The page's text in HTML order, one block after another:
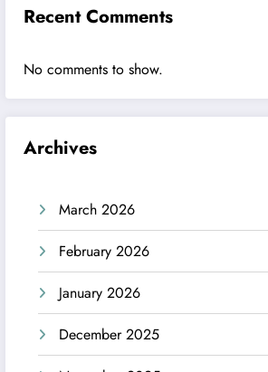
Recent Comments
No comments to show.
Archives
March 2026
February 2026
January 2026
December 2025